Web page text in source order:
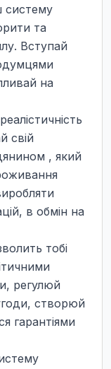
систему
та
Вступай
на
свій
, який
в обмін на
тобі
регулюй
створюй
гарантіями